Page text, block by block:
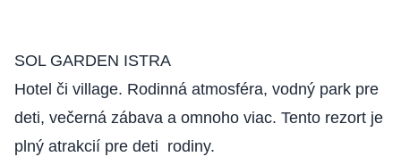
SOL GARDEN ISTRA
Hotel či village. Rodinná atmosféra, vodný park pre
deti, večerná zábava a omnoho viac. Tento rezort je
plný atrakcií pre deti rodiny.